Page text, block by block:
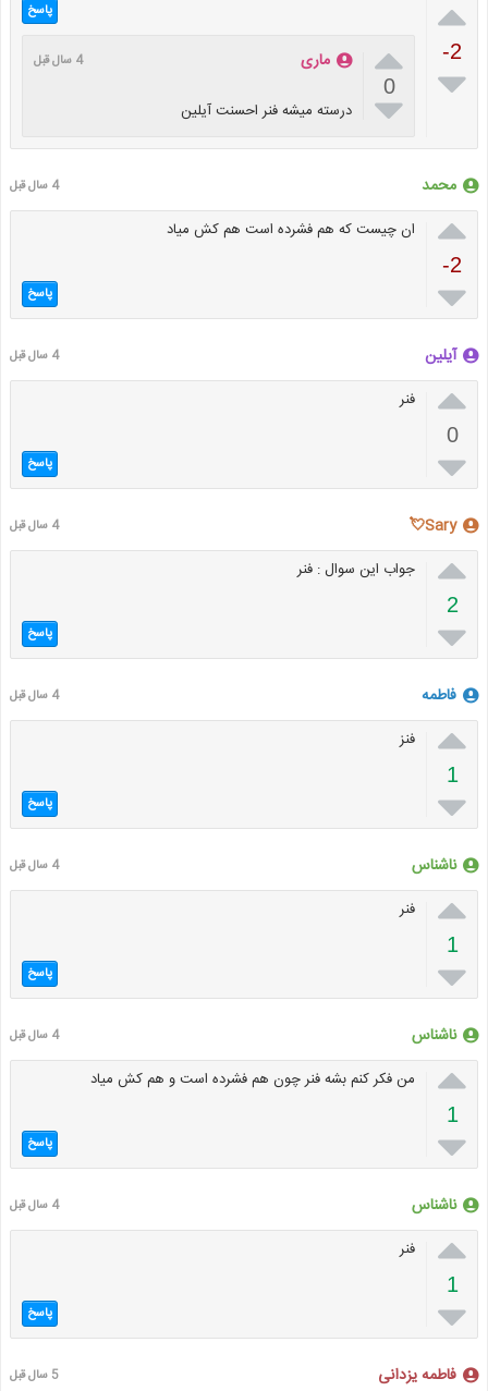

-2

پاسخ

0

ماری 4 سال قبل
درسته میشه فنر احسنت آیلین
محمد 4 سال قبل

-2

ان چیست که هم فشرده است هم کش میاد
پاسخ
آیلین 4 سال قبل

0

فنر
پاسخ
Sary💘 4 سال قبل

2

جواب این سوال : فنر
پاسخ
فاطمه 4 سال قبل

1

فنز
پاسخ
ناشناس 4 سال قبل

1

فنر
پاسخ
ناشناس 4 سال قبل

1

من فکر کنم بشه فنر چون هم فشرده است و هم کش میاد
پاسخ
ناشناس 4 سال قبل

1

فنر
پاسخ
فاطمه یزدانی 5 سال قبل